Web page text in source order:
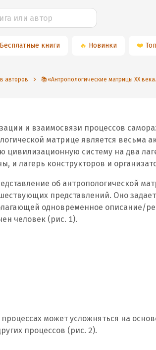
Бесплатные книги 🔥 Новинки ❤️
авторов 📚«Антропологические матрицы XX
и взаимосвязи процессов
матрице является весьма
цивилизационную систему на два
лагерь конструкторов и
об антропологической
представлений. Оно
одновременное описание/
человек (рис. 1).
процессах может усложняться на
процессов (рис. 2).